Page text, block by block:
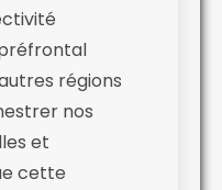
régions
nos
et
cette